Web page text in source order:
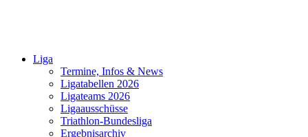
Liga
Termine, Infos & News
Ligatabellen 2026
Ligateams 2026
Ligaausschüsse
Triathlon-Bundesliga
Ergebnisarchiv